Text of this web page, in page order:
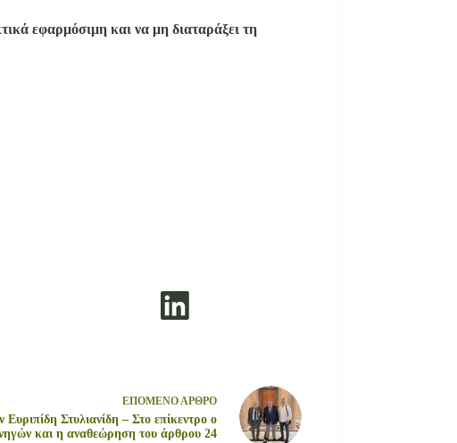
εφαρμόσιμη και να μη διαταράξει τη
ΕΠΟΜΕΝΟΑΡΘΡΟ
Στυλιανίδη – Στο επίκεντρο ο
και η αναθεώρηση του άρθρου 24